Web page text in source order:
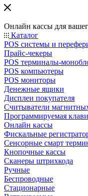
Онлайн кассы для
Каталог
POS системы и
Прайс-чекеры
POS терминалы-
POS компьютеры
POS мониторы
Денежные ящики
Дисплеи покупателя
Считыватели
Программируемая
Онлайн кассы
Фискальные
Сенсорные смарт
Кнопочные кассы
Сканеры штрихкода
Ручные
Беспроводные
Стационарные